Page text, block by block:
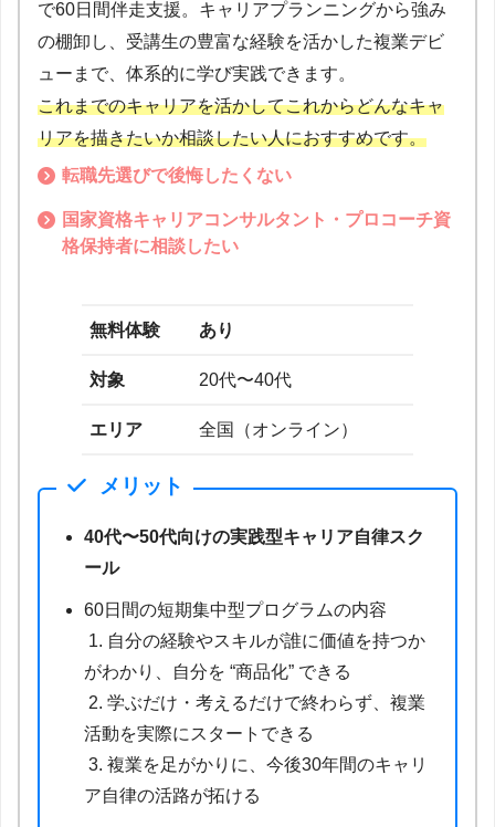
で60日間伴走支援。キャリアプランニングから強み
の棚卸し、受講生の豊富な経験を活かした複業デビ
ューまで、体系的に学び実践できます。
これまでのキャリアを活かしてこれからどんなキャ
リアを描きたいか相談したい人におすすめです。
転職先選びで後悔したくない
国家資格キャリアコンサルタント・プロコーチ資
格保持者に相談したい
無料体験 あり
対象 20代〜40代
エリア 全国（オンライン）
メリット
40代〜50代向けの実践型キャリア自律スク
ール
60日間の短期集中型プログラムの内容
1. 自分の経験やスキルが誰に価値を持つか
がわかり、自分を “商品化” できる
2. 学ぶだけ・考えるだけで終わらず、複業
活動を実際にスタートできる
3. 複業を足がかりに、今後30年間のキャリ
ア自律の活路が拓ける